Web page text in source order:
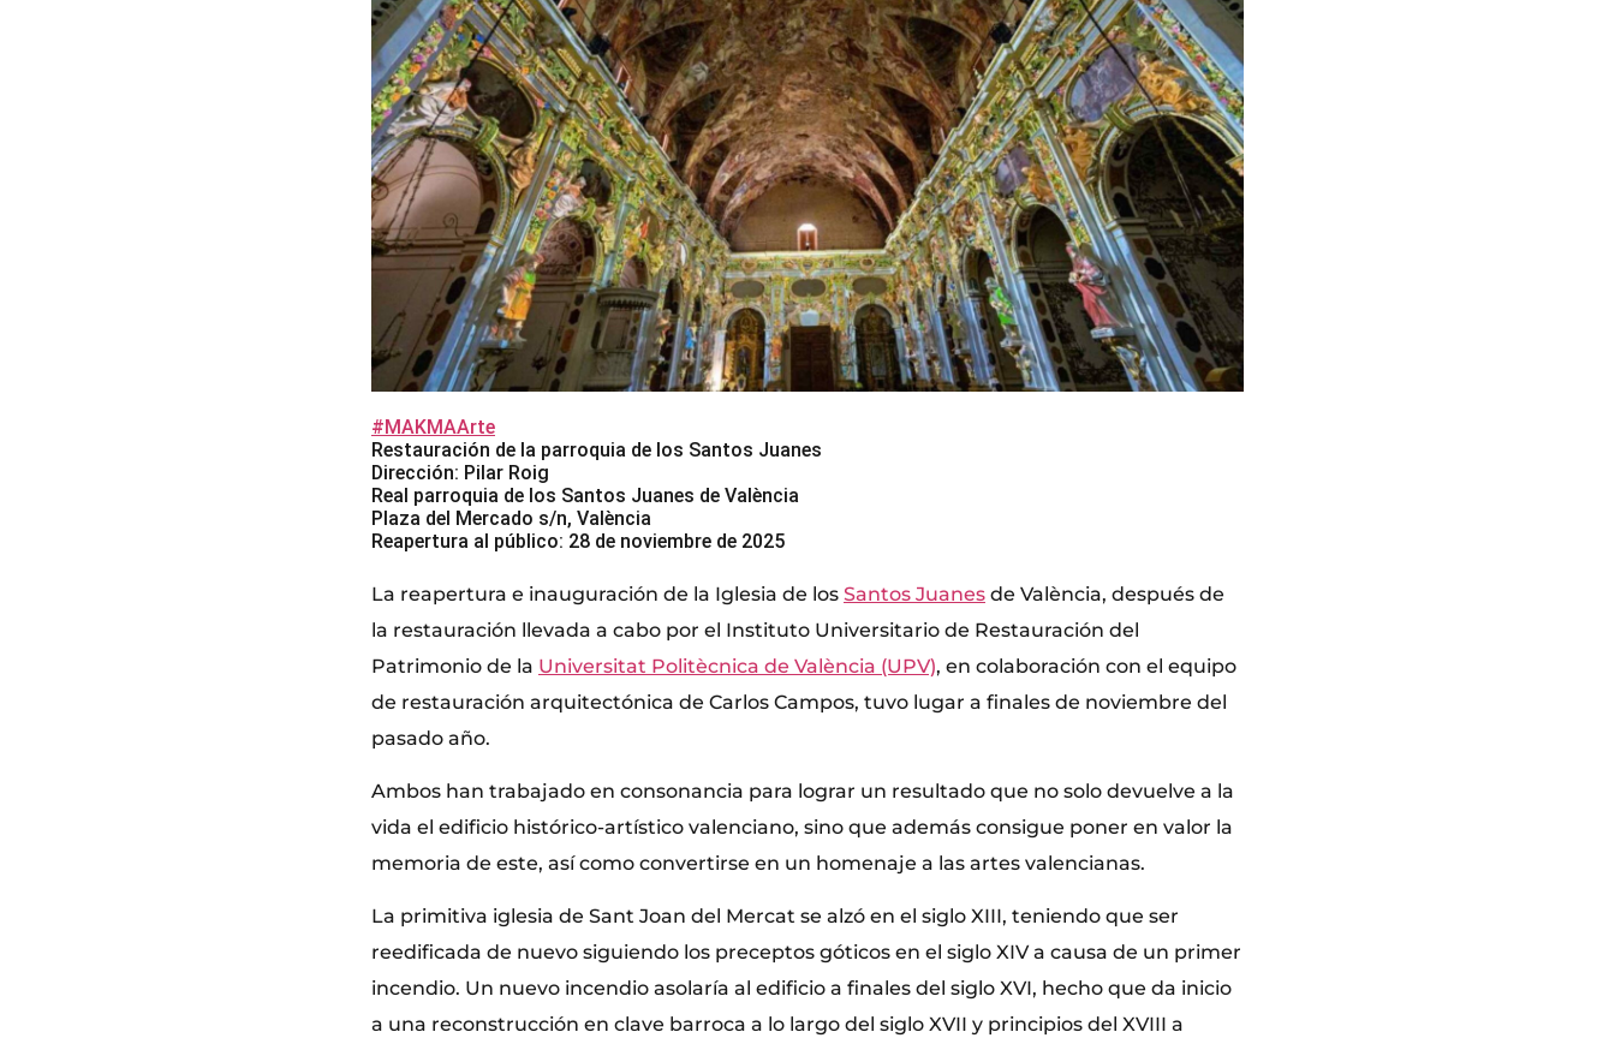
#MAKMAArte
Restauración de la parroquia de los Santos Juanes
Dirección: Pilar Roig
Real parroquia de los Santos Juanes de València
Plaza del Mercado s/n, València
Reapertura al público: 28 de noviembre de 2025
La reapertura e inauguración de la Iglesia de los Santos Juanes de València, después de
la restauración llevada a cabo por el Instituto Universitario de Restauración del
Patrimonio de la Universitat Politècnica de València (UPV), en colaboración con el equipo
de restauración arquitectónica de Carlos Campos, tuvo lugar a finales de noviembre del
pasado año.
Ambos han trabajado en consonancia para lograr un resultado que no solo devuelve a la
vida el edificio histórico-artístico valenciano, sino que además consigue poner en valor la
memoria de este, así como convertirse en un homenaje a las artes valencianas.
La primitiva iglesia de Sant Joan del Mercat se alzó en el siglo XIII, teniendo que ser
reedificada de nuevo siguiendo los preceptos góticos en el siglo XIV a causa de un primer
incendio. Un nuevo incendio asolaría al edificio a finales del siglo XVI, hecho que da inicio
a una reconstrucción en clave barroca a lo largo del siglo XVII y principios del XVIII a